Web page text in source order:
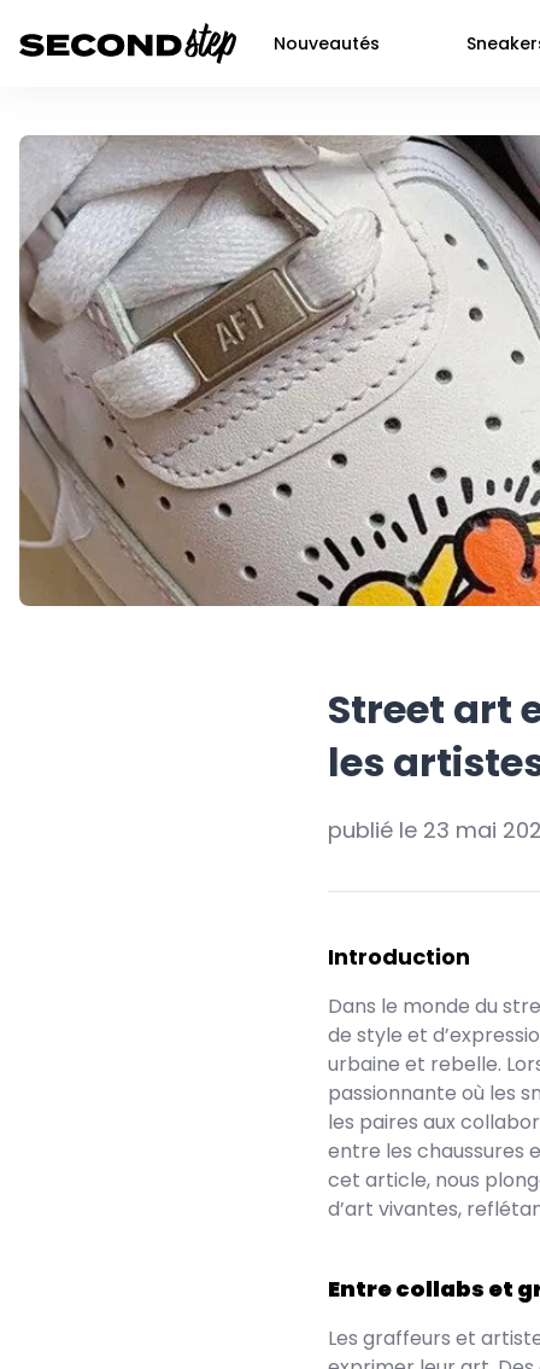
Nouveautés
Livraison 48h
Neuf
Seconde main
Prochaines sortie SNKRS
Nike
Air force 1
Dunk
P-6000
Shox
Nocta
Air max 90
Air Jordan 1
Air Jordan 2
Air Jordan 3
Air Jordan 4
Air Jordan 5
Air Jordan 6
Air Jordan 11
Street art
les
publié le 23 mai
Introduction
Dans le monde du
de style et
urbaine et rebelle.
passionnante où les
les paires aux
entre les chaussures
cet article, nous
d’art vivantes,
Entre collabs et
Les graffeurs et